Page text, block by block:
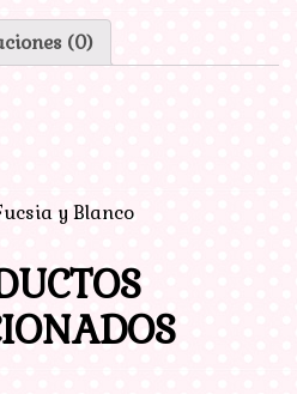
(0)
y Blanco